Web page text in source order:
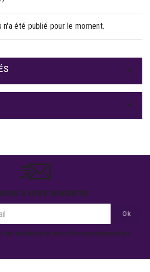
n'a été publié pour le moment.


à notre newsletter
des actualités ou des offres promotionnelles